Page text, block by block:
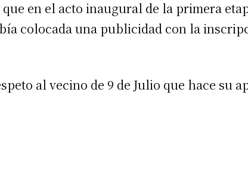
en el acto inaugural de la primera
colocada una publicidad con la
al vecino de 9 de Julio que hace su